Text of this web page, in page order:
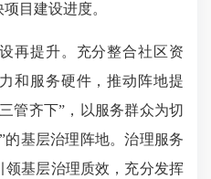
目建设进度。
提升。充分整合社区资
和服务硬件，推动阵地提
管齐下”，以服务群众为切
的基层治理阵地。治理服务
基层治理质效，充分发挥